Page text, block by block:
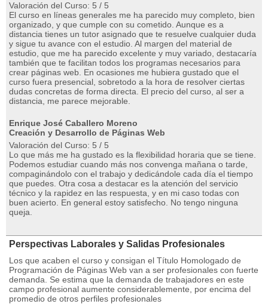
Valoración del Curso: 5 / 5
El curso en líneas generales me ha parecido muy completo, bien
organizado, y que cumple con su cometido. Aunque es a
distancia tienes un tutor asignado que te resuelve cualquier duda
y sigue tu avance con el estudio. Al margen del material de
estudio, que me ha parecido excelente y muy variado, destacaría
también que te facilitan todos los programas necesarios para
crear páginas web. En ocasiones me hubiera gustado que el
curso fuera presencial, sobretodo a la hora de resolver ciertas
dudas concretas de forma directa. El precio del curso, al ser a
distancia, me parece mejorable.
Enrique José Caballero Moreno
Creación y Desarrollo de Páginas Web
Valoración del Curso: 5 / 5
Lo que más me ha gustado es la flexibilidad horaria que se tiene.
Podemos estudiar cuando más nos convenga mañana o tarde,
compaginándolo con el trabajo y dedicándole cada día el tiempo
que puedes. Otra cosa a destacar es la atención del servicio
técnico y la rapidez en las respuesta, y en mi caso todas con
buen acierto. En general estoy satisfecho. No tengo ninguna
queja.
Perspectivas Laborales y Salidas Profesionales
Los que acaben el curso y consigan el Título Homologado de
Programación de Páginas Web van a ser profesionales con fuerte
demanda. Se estima que la demanda de trabajadores en este
campo profesional aumente considerablemente, por encima del
promedio de otros perfiles profesionales